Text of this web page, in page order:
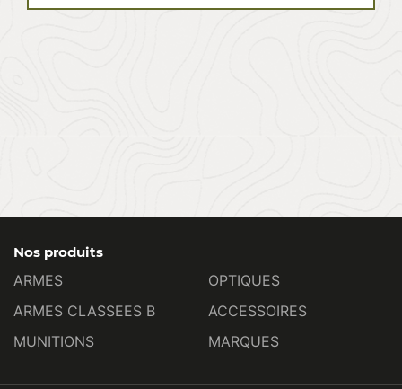
Nos produits
ARMES
ARMES CLASSEES B
MUNITIONS
OPTIQUES
ACCESSOIRES
MARQUES